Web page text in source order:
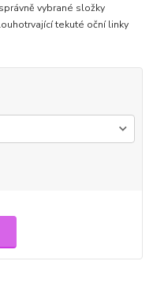
vybrané složky
tekuté oční linky